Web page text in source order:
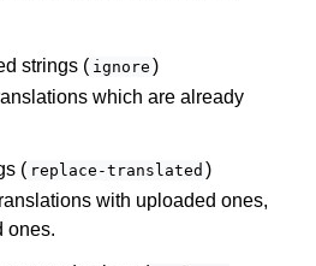
strings ( ignore )
which are already
( replace-translated )
with uploaded ones,
ones.